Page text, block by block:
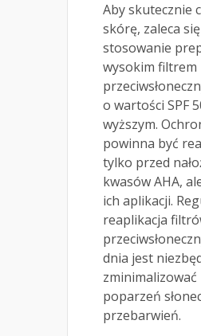
Aby skutecznie
skórę, zaleca
stosowanie
wysokim filtrem
o wartości SPF
wyższym.
powinna być
tylko przed
kwasów AHA,
ich aplikacji.
reaplikacja
dnia jest
zminimalizować
poparzeń
przebarwień.